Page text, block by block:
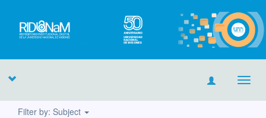
Filter by: Subject